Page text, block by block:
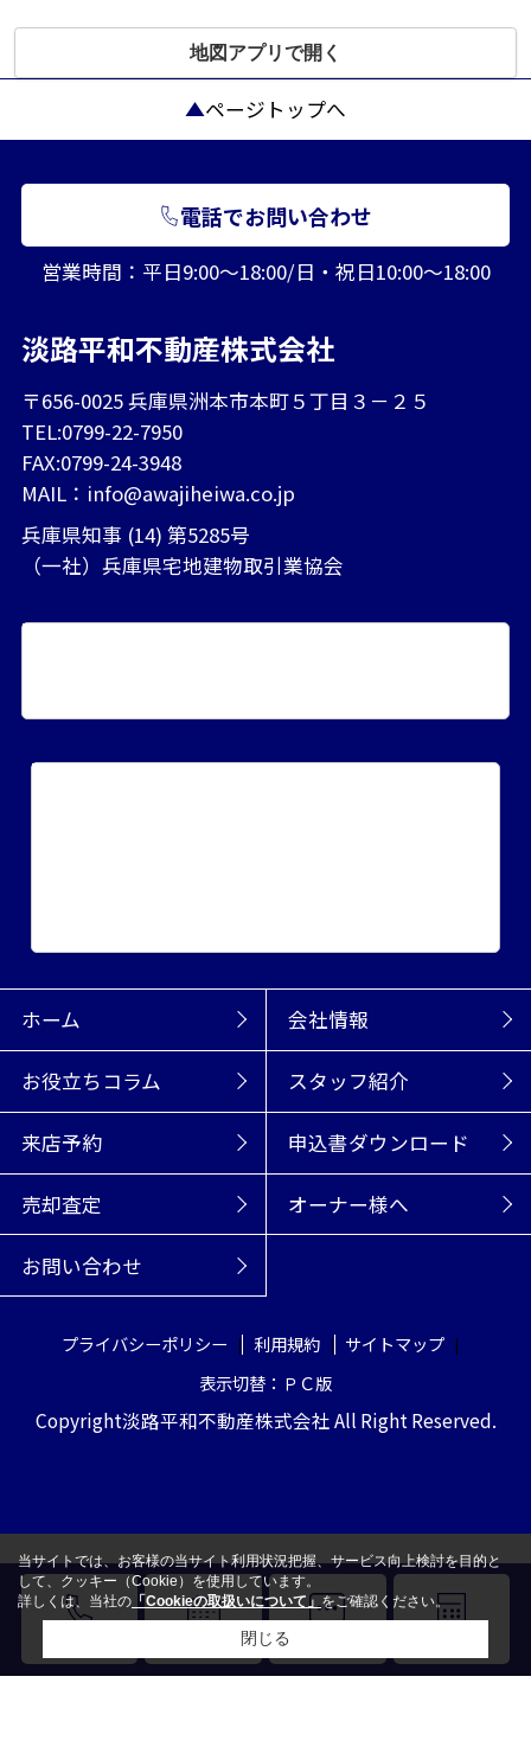
地図アプリで開く
ページトップへ
電話でお問い合わせ
営業時間：平日9:00～18:00/日・祝日10:00～18:00
淡路平和不動産株式会社
〒656-0025 兵庫県洲本市本町５丁目３－２５
TEL:0799-22-7950
FAX:0799-24-3948
MAIL： info@awajiheiwa.co.jp
兵庫県知事 (14) 第5285号
（一社）兵庫県宅地建物取引業協会
ホーム 会社情報
お役立ちコラム スタッフ紹介
来店予約 申込書ダウンロード
売却査定 オーナー様へ
お問い合わせ
プライバシーポリシー 利用規約
サイトマップ
表示切替：ＰＣ版
Copyright淡路平和不動産株式会社 All Right Reserved.
当サイトでは、お客様の当サイト利用状況把握、サービス向上検討を目的と
して、クッキー（Cookie）を使用しています。
詳しくは、当社の 「Cookieの取扱いについて」 をご確認ください。
閉じる